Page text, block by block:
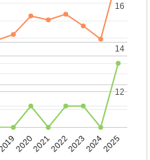
202020212022202320242025
12
12
14
14
16
16